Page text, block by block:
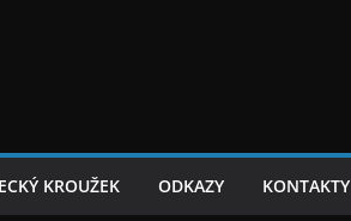
KROUŽEK ODKAZY KONTAKTY